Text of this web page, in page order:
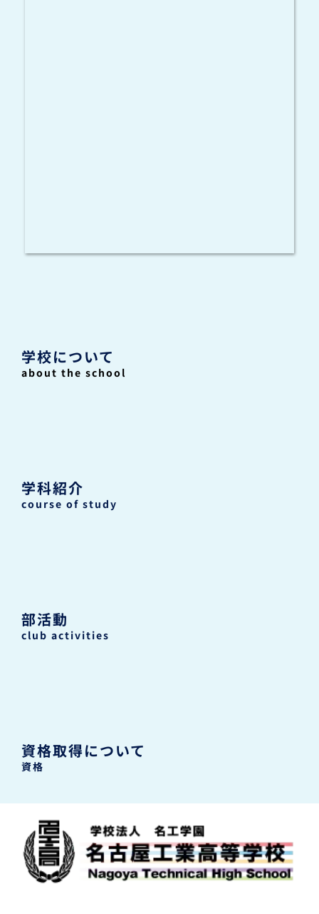
学校について
about the school
学科紹介
course of study
部活動
club activities
資格取得について
資格